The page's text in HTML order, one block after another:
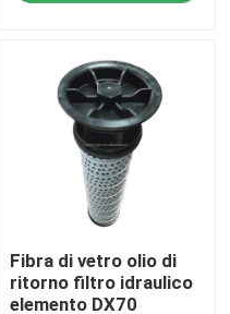
Fibra di vetro olio di
ritorno filtro idraulico
elemento DX70